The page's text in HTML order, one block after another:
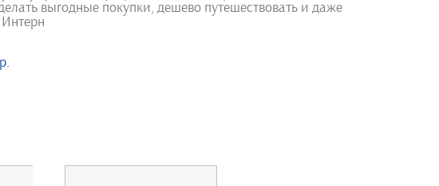
выгодные покупки, дешево путешествовать и даже